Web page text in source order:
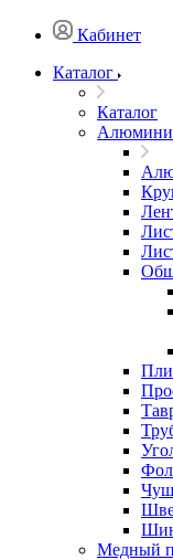
Кабинет
Каталог
Каталог
Медный